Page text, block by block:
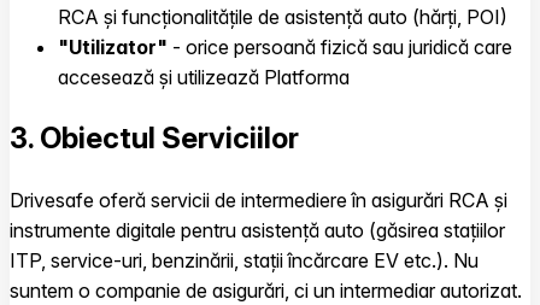
RCA și funcționalitățile de asistență auto (hărți, POI)
"Utilizator" - orice persoană fizică sau juridică care
accesează și utilizează Platforma
3. Obiectul Serviciilor
Drivesafe oferă servicii de intermediere în asigurări RCA și
instrumente digitale pentru asistență auto (găsirea stațiilor
ITP, service-uri, benzinării, stații încărcare EV etc.). Nu
suntem o companie de asigurări, ci un intermediar autorizat.